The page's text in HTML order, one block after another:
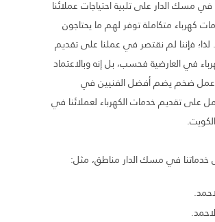
مسك الدار على تلبية احتياجات عملائنا
كهرباء متكاملة توفر لهم ما يحتاجون
فإننا لم نقتصر في عملنا على تقديم
في العارضية فحسب، بل إنه وبالاعتماد
ضخم يضم أفضل الفنيين في
على تقديم خدمات الكهرباء لعملائنا في
في مسك الدار مناطق، مثل: